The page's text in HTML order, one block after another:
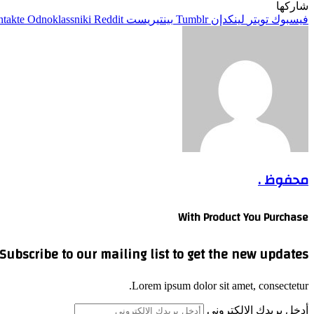
شاركها
فيسبوك تويتر لينكدإن بينتيريست Odnoklassniki
محفوظ .
With Product You Purchase
Subscribe to our mailing list to get the new updates!
Lorem ipsum dolor sit amet, consectetur.
أدخل بريدك الإلكتروني